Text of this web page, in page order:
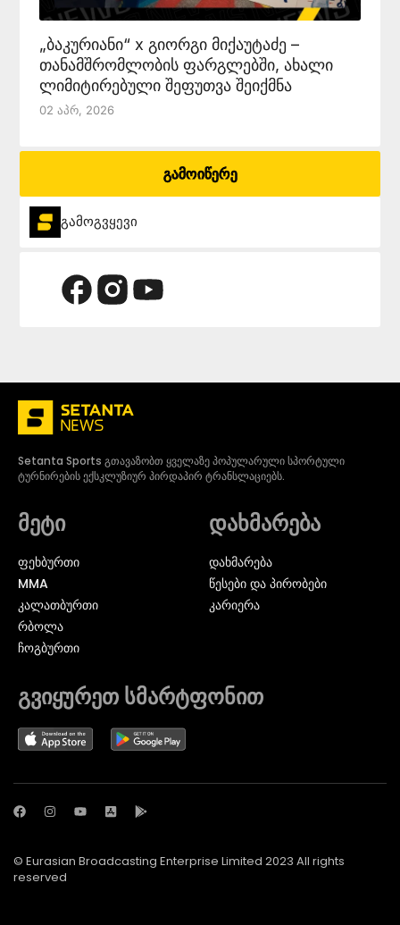
„ბაკურიანი“ x გიორგი მიქაუტაძე –
თანამშრომლობის ფარგლებში, ახალი
ლიმიტირებული შეფუთვა შეიქმნა
02 Აპრ, 2026
გამოიწერე
გამოგვყევი
Setanta Sports გთავაზობთ ყველაზე პოპულარული სპორტული
ტურნირების ექსკლუზიურ პირდაპირ ტრანსლაციებს.
მეტი
ᲤᲔᲮᲑᲣᲠᲗᲘ
MMA
ᲙᲐᲚᲐᲗᲑᲣᲠᲗᲘ
ᲠᲑᲝᲚᲐ
ᲩᲝᲒᲑᲣᲠᲗᲘ
დახმარება
დახმარება
წესები და პირობები
კარიერა
გვიყურეთ სმარტფონით
© Eurasian Broadcasting Enterprise Limited 2023 All rights
reserved